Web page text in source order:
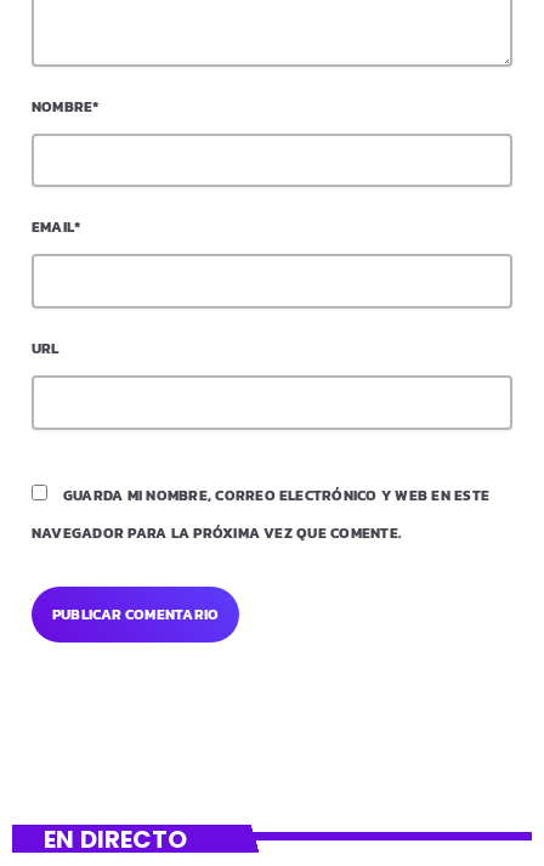
NOMBRE*
EMAIL*
URL
GUARDA MI NOMBRE, CORREO ELECTRÓNICO Y WEB EN ESTE
NAVEGADOR PARA LA PRÓXIMA VEZ QUE COMENTE.
EN DIRECTO